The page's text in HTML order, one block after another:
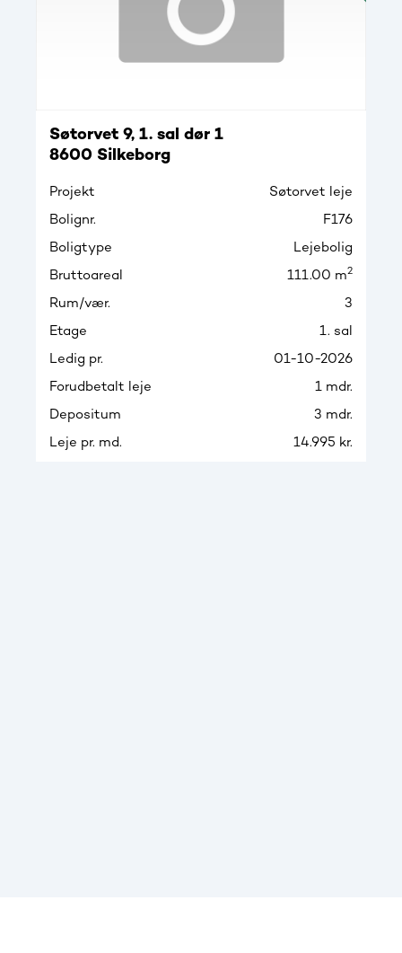
Søtorvet 9, 1. sal dør 1
8600 Silkeborg
Projekt
Søtorvet leje
Bolignr.
F176
Boligtype
Lejebolig
Bruttoareal
111.00 m2
Rum/vær.
3
Etage
1. sal
Ledig pr.
01-10-2026
Forudbetalt leje
1 mdr.
Depositum
3 mdr.
Leje pr. md.
14.995 kr.